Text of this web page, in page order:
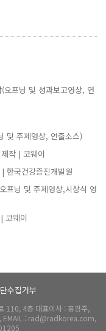
오프닝 및 성과보고영상, 연
및 주제영상, 연출소스)
작 | 코웨이
한국건강증진개발원
프닝 및 주제영상,시상식 영
코웨이
수집거부
110, 4층 대표이사 : 홍경주,
EMAIL : rad@radkorea.com,